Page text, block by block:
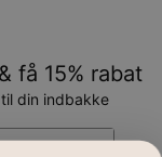
få 15% rabat
din indbakke